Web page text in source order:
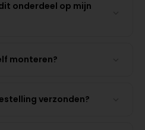
onderdeel op mijn
monteren?
verzonden?